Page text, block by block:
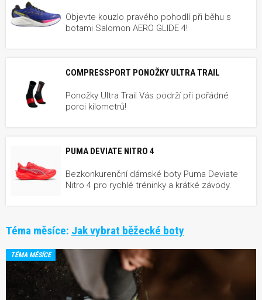
Objevte kouzlo pravého pohodlí při běhu s
botami Salomon AERO GLIDE 4!
COMPRESSPORT PONOŽKY ULTRA TRAIL
Ponožky Ultra Trail Vás podrží při pořádné
porci kilometrů!
PUMA DEVIATE NITRO 4
Bezkonkurenční dámské boty Puma Deviate
Nitro 4 pro rychlé tréninky a krátké závody.
Téma měsíce: Jak vybrat běžecké boty
TÉMA MĚSÍCE